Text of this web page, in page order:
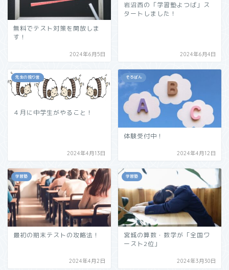
無料でテスト対策を開放しま
す！
2024年6月5日
岩沼西の「学習塾よつば」ス
タートしました！
2024年6月4日
先生の独り言
４月に中学生がやること！
2024年4月13日
そろばん
体験受付中！
2024年4月12日
学習塾
最初の期末テストの攻略法！
2024年4月2日
学習塾
宮城の算数・数学が「全国ワ
ースト2位」
2024年3月30日